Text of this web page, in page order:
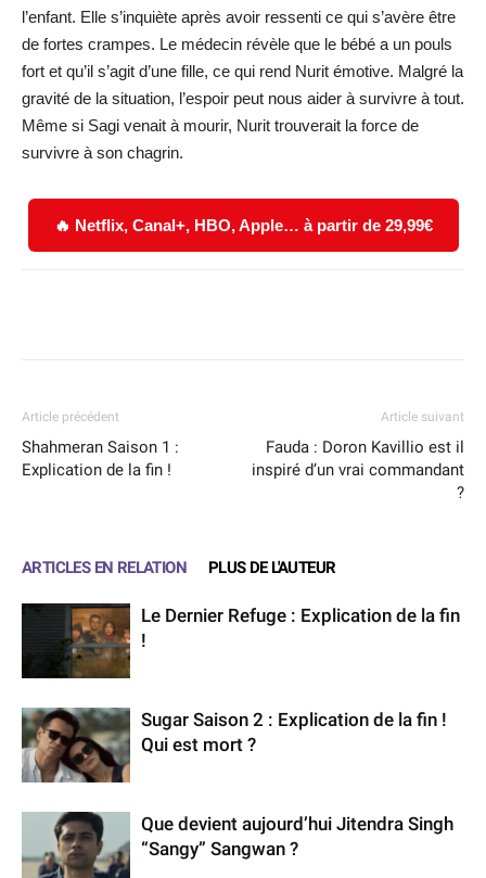
l’enfant. Elle s’inquiète après avoir ressenti ce qui s’avère être
de fortes crampes. Le médecin révèle que le bébé a un pouls
fort et qu’il s’agit d’une fille, ce qui rend Nurit émotive. Malgré la
gravité de la situation, l’espoir peut nous aider à survivre à tout.
Même si Sagi venait à mourir, Nurit trouverait la force de
survivre à son chagrin.
🔥 Netflix, Canal+, HBO, Apple… à partir de 29,99€
Article précédent
Shahmeran Saison 1 :
Explication de la fin !
Article suivant
Fauda : Doron Kavillio est il
inspiré d’un vrai commandant
?
ARTICLES EN RELATION PLUS DE L'AUTEUR
Le Dernier Refuge : Explication de la fin
!
Sugar Saison 2 : Explication de la fin !
Qui est mort ?
Que devient aujourd’hui Jitendra Singh
“Sangy” Sangwan ?